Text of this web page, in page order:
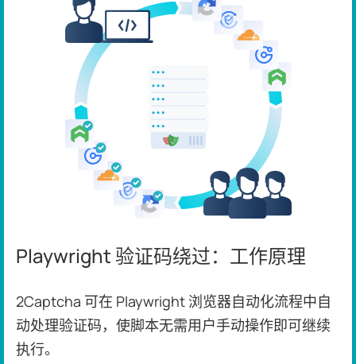
Playwright 验证码绕过：工作原理
2Captcha 可在 Playwright 浏览器自动化流程中自
动处理验证码，使脚本无需用户手动操作即可继续
执行。